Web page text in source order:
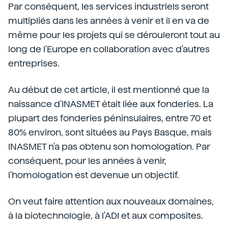
Par conséquent, les services industriels seront
multipliés dans les années à venir et il en va de
même pour les projets qui se dérouleront tout au
long de l'Europe en collaboration avec d'autres
entreprises.
Au début de cet article, il est mentionné que la
naissance d'INASMET était liée aux fonderies. La
plupart des fonderies péninsulaires, entre 70 et
80% environ, sont situées au Pays Basque, mais
INASMET n'a pas obtenu son homologation. Par
conséquent, pour les années à venir,
l'homologation est devenue un objectif.
On veut faire attention aux nouveaux domaines,
à la biotechnologie, à l'ADI et aux composites.